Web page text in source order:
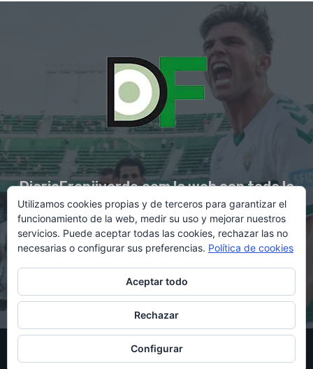
DiarioFranjiverde.com la web con toda la
información del Elche C.F.
Contacto en:diario@franjiverde.com
© Copyright 2021 - Gestión y diseño por Rubén Maestre
Política de cookies Política de privacidad
Utilizamos cookies propias y de terceros para garantizar el
funcionamiento de la web, medir su uso y mejorar nuestros
servicios. Puede aceptar todas las cookies, rechazar las no
necesarias o configurar sus preferencias. Política de cookies
Aceptar todo
Rechazar
Configurar